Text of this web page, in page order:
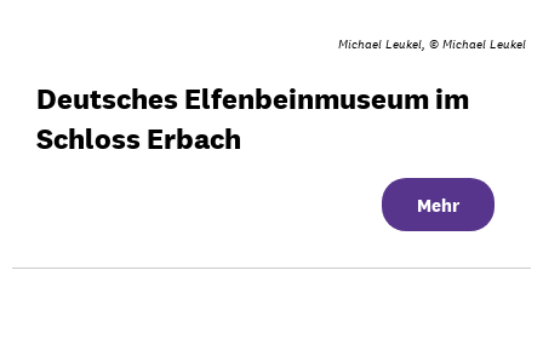
Michael Leukel, © Michael Leukel
Deutsches Elfenbeinmuseum im
Schloss Erbach
Mehr